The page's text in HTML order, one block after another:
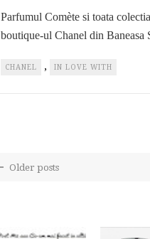
Parfumul Comète si toata
boutique-ul Chanel din
CHANEL , IN LOVE WITH
Older posts